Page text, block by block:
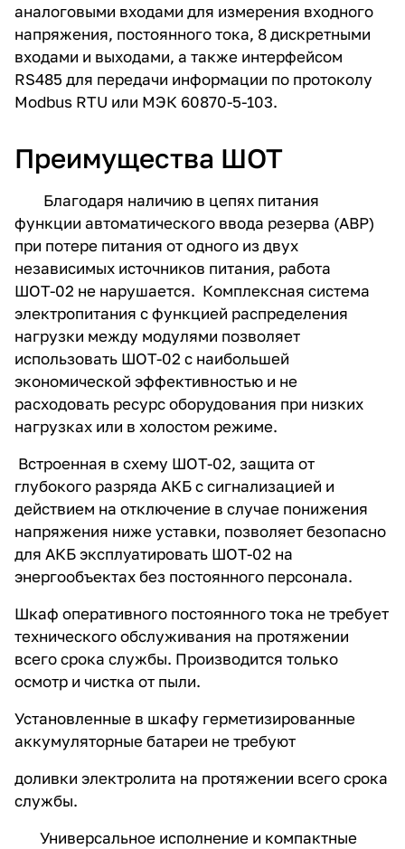
аналоговыми входами для измерения входного
напряжения, постоянного тока, 8 дискретными
входами и выходами, а также интерфейсом
RS485 для передачи информации по протоколу
Modbus RTU или МЭК 60870-5-103.
Преимущества ШОТ
Благодаря наличию в цепях питания
функции автоматического ввода резерва (АВР)
при потере питания от одного из двух
независимых источников питания, работа
ШОТ-02 не нарушается. Комплексная система
электропитания с функцией распределения
нагрузки между модулями позволяет
использовать ШОТ-02 с наибольшей
экономической эффективностью и не
расходовать ресурс оборудования при низких
нагрузках или в холостом режиме.
Встроенная в схему ШОТ-02, защита от
глубокого разряда АКБ с сигнализацией и
действием на отключение в случае понижения
напряжения ниже уставки, позволяет безопасно
для АКБ эксплуатировать ШОТ-02 на
энергообъектах без постоянного персонала.
Шкаф оперативного постоянного тока не требует
технического обслуживания на протяжении
всего срока службы. Производится только
осмотр и чистка от пыли.
Установленные в шкафу герметизированные
аккумуляторные батареи не требуют
доливки электролита на протяжении всего срока
службы.
Универсальное исполнение и компактные